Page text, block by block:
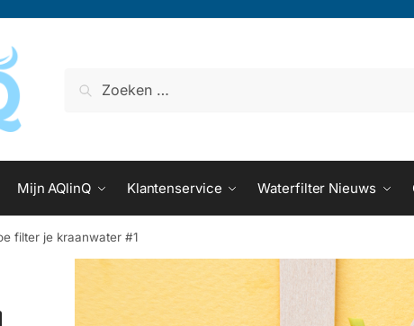
naar:
Mijn AQlinQ Klantenservice Waterfilter Nieuws
filter je kraanwater #1